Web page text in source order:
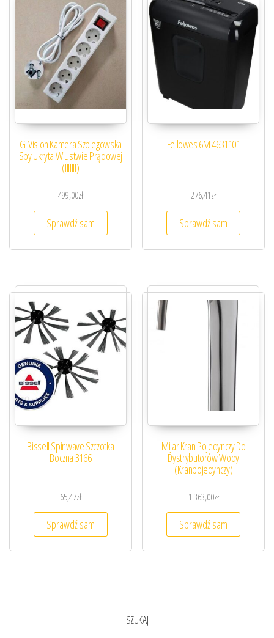
G-Vision Kamera Szpiegowska
Spy Ukryta W Listwie Prądowej
(IIIIIII)
499,00zł
Sprawdź sam
Fellowes 6M 4631101
276,41zł
Sprawdź sam
Bissell Spinwave Szczotka
Boczna 3166
65,47zł
Sprawdź sam
Mijar Kran Pojedynczy Do
Dystrybutorów Wody
(Kranpojedynczy)
1 363,00zł
Sprawdź sam
SZUKAJ